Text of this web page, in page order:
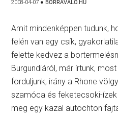
2008-04-07 ● BORRAVALO.HU
Amit mindenképpen tudunk,
felén van egy csík,
felette kedvez a
Burgundiáról, már írtunk,
forduljunk, irány a Rhone
szamóca és feketecsoki-ízek
meg egy kazal autochton